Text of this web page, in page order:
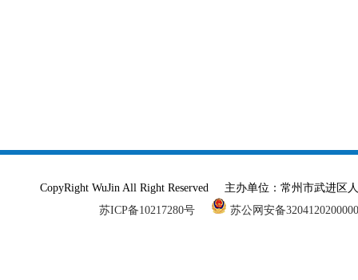
CopyRight WuJin All Right Reserved 主办单位：常州市武进
苏ICP备10217280号
苏公网安备